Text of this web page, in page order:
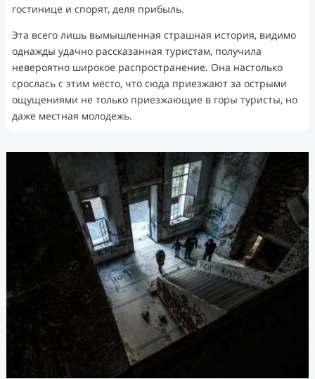
гостинице и спорят, деля прибыль.
Эта всего лишь вымышленная страшная история, видимо
однажды удачно рассказанная туристам, получила
невероятно широкое распространение. Она настолько
срослась с этим место, что сюда приезжают за острыми
ощущениями не только приезжающие в горы туристы, но
даже местная молодежь.